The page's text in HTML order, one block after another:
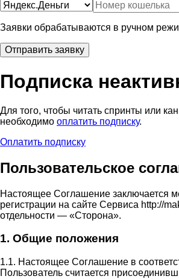
Заявки обрабатываются в ручном
Подписка
Для того, чтобы читать спринты или
необходимо оплатить подписку.
Оплатить подписку
Пользовательское
Настоящее Соглашение заключается
регистрации на сайте Сервиса http://
отдельности — «Сторона».
1. Общие положения
1.1. Настоящее Соглашение в
Пользователь считается